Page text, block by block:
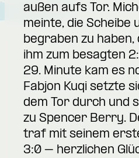
außen aufs Tor.
meinte, die Scheibe
begraben zu
ihm zum besagten
29. Minute kam es
Fabjon Kuqi setzte
dem Tor durch und
zu Spencer Berry.
traf mit seinem
3:0 – herzlichen